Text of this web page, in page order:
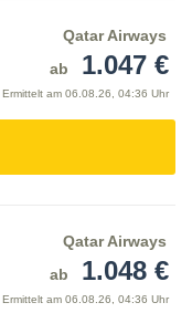
Qatar Airways
ab
1.047 €
Ermittelt am 06.08.26, 04:36 Uhr
Qatar Airways
ab
1.048 €
Ermittelt am 06.08.26, 04:36 Uhr